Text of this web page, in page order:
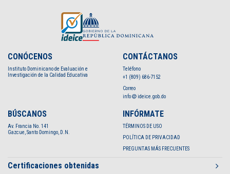
CONÓCENOS
Instituto Dominicano de Evaluación e
Investigación de la Calidad Educativa
CONTÁCTANOS
Teléfono
+1 (809) 686-7152
Correo
info
ideice.gob.do
BÚSCANOS
Av. Francia No. 141
Gazcue, Santo Domingo, D.N.
INFÓRMATE
TÉRMINOS DE USO
POLÍTICA DE PRIVACIDAD
PREGUNTAS MÁS FRECUENTES
Certificaciones obtenidas